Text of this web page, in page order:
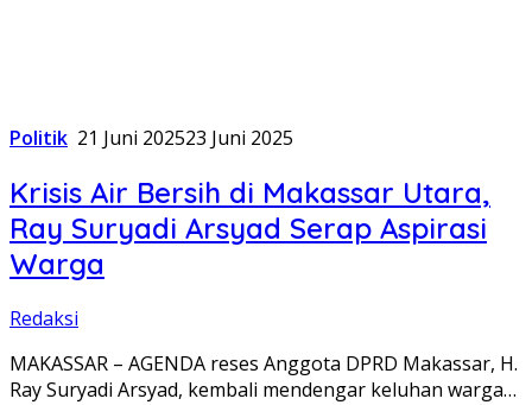
Politik 21 Juni 202523 Juni 2025
Krisis Air Bersih di Makassar Utara,
Ray Suryadi Arsyad Serap Aspirasi
Warga
Redaksi
MAKASSAR – AGENDA reses Anggota DPRD Makassar, H.
Ray Suryadi Arsyad, kembali mendengar keluhan warga…